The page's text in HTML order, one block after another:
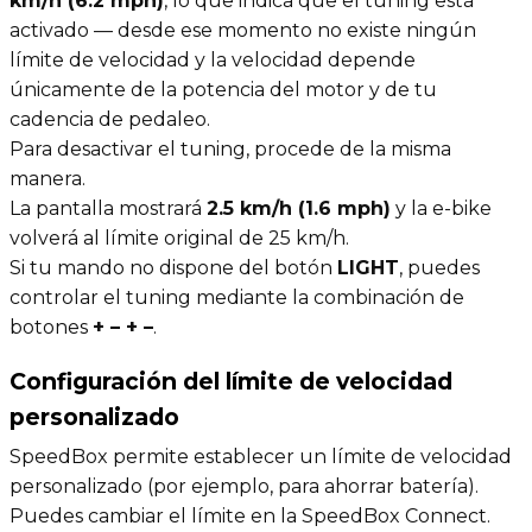
activado — desde ese momento no existe ningún
límite de velocidad y la velocidad depende
únicamente de la potencia del motor y de tu
cadencia de pedaleo.
Para desactivar el tuning, procede de la misma
manera.
La pantalla mostrará 2.5 km/h (1.6 mph) y la e-bike
volverá al límite original de 25 km/h.
Si tu mando no dispone del botón LIGHT, puedes
controlar el tuning mediante la combinación de
botones + – + –.
Configuración del límite de velocidad
personalizado
SpeedBox permite establecer un límite de velocidad
personalizado (por ejemplo, para ahorrar batería).
Puedes cambiar el límite en la SpeedBox Connect.